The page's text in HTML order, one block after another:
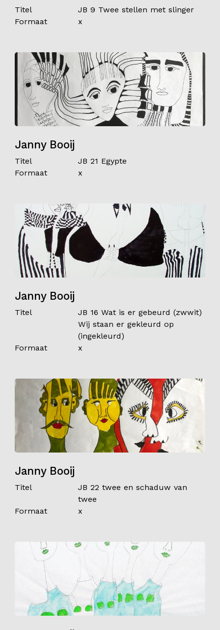
Titel
JB 9 Twee stellen met slinger
Formaat
x
Janny Booij
Titel
JB 21 Egypte
Formaat
x
Janny Booij
Titel
JB 16 Wat is er gebeurd (zwwit)
Wij staan er gekleurd op
(ingekleurd)
Formaat
x
Janny Booij
Titel
JB 22 twee en schaduw van
twee
Formaat
x